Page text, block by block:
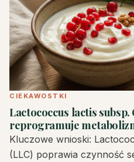
CIEKAWOSTKI
Lactococcus lactis
reprogramuje
Kluczowe wnioski:
(LLC) poprawia czynność